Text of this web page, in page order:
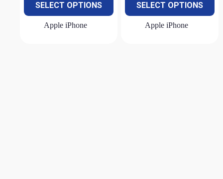
was:
€419,00.
is:
€269,00.
SELECT OPTIONS
Apple iPhone
€299,00.
€229,00.
SELECT OPTIONS
Apple iPhone